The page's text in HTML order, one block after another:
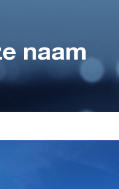
naam